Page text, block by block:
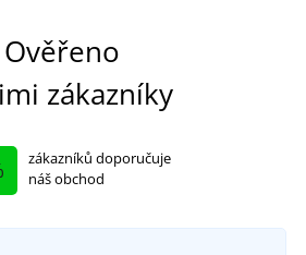
Ověřeno
zákazníky
zákazníků doporučuje
náš obchod